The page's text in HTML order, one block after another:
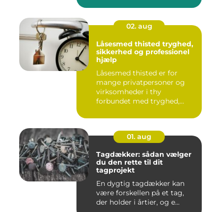
02. aug
Låsesmed thisted tryghed,
sikkerhed og professionel
hjælp
Låsesmed thisted er for
mange privatpersoner og
virksomheder i thy
forbundet med tryghed,
01. aug
Tagdækker: sådan vælger
du den rette til dit
tagprojekt
En dygtig tagdækker kan
være forskellen på et tag,
der holder i årtier, og e...